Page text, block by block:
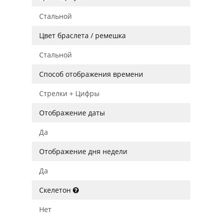
Стальной
Цвет браслета / ремешка
Стальной
Способ отображения времени
Стрелки + Цифры
Отображение даты
Да
Отображение дня недели
Да
Скелетон
Нет